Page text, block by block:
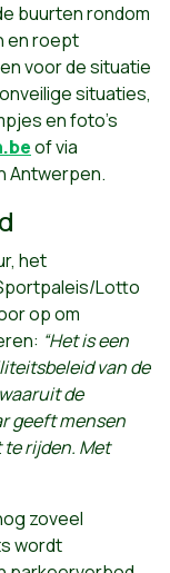
buurten rondom
en roept
voor de situatie
situaties,
en foto's
of via
Antwerpen.
het
Lotto
op om
“Het is een
van de
de
geeft mensen
rijden. Met
zoveel
wordt